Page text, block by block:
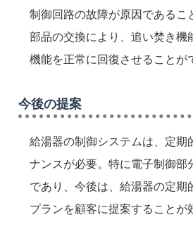
制御回路の故障が原因であるこ
部品の交換により、追い焚き機
機能を正常に回復させることが
今後の提案
給湯器の制御システムは、定期
ナンスが必要。特に電子制御部
であり、今後は、給湯器の定期
プランを顧客に提案することが